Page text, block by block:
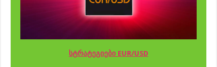
სტრატეგიები EUR/USD